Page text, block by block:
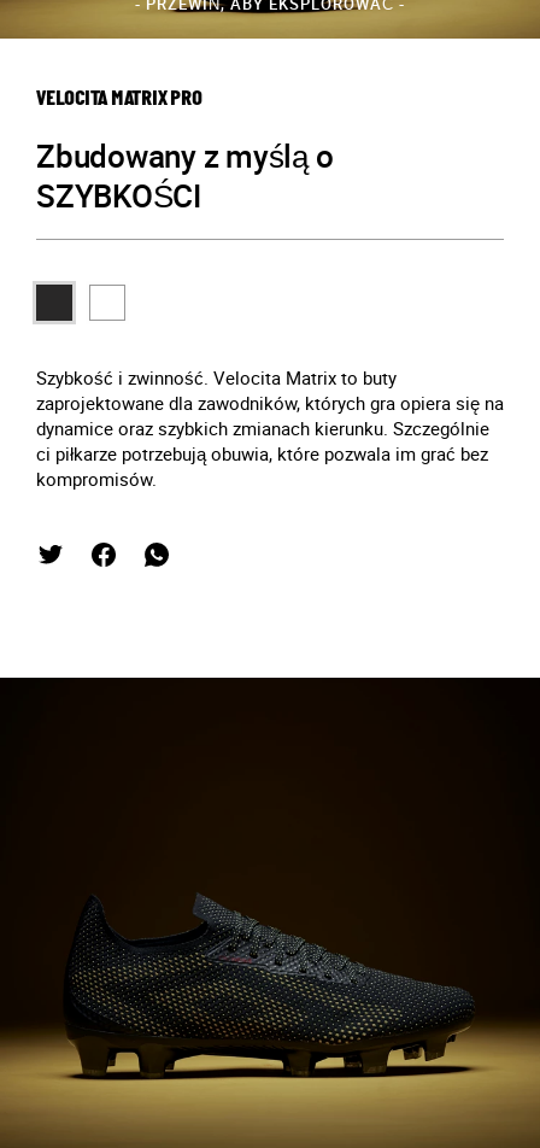
VELOCITA MATRIX PRO
Zbudowany z myślą o
SZYBKOŚCI
Szybkość i zwinność. Velocita Matrix to buty
zaprojektowane dla zawodników, których gra opiera się na
dynamice oraz szybkich zmianach kierunku. Szczególnie
ci piłkarze potrzebują obuwia, które pozwala im grać bez
kompromisów.